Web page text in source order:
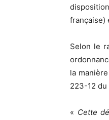
française)
Selon le
la
223-12
« Cette